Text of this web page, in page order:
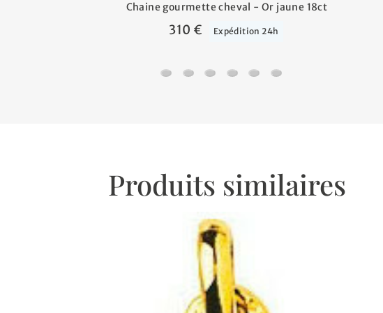
Chaine gourmette cheval - Or jaune 18ct
310 € Expédition 24h
Chaine gourmette cheval - Or jaune 18ct
Chaine forçat rond - Or jaune 18ct
Chaine gourmette - Or jaune 18ct
Chaine gourmette cheval
Chaine jaseron - Or jaune
Chaine marine battue
Produits similaires